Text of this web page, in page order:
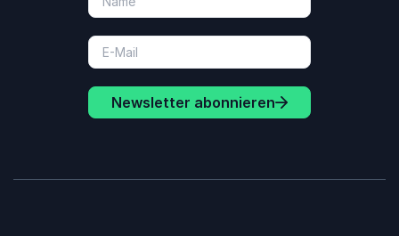
Newsletter abonnieren